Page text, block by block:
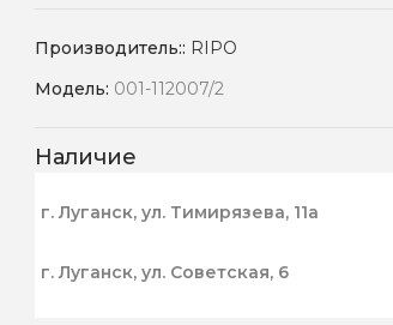
Производитель:: RIPO
Модель: 001-112007/2
Наличие
г. Луганск, ул. Тимирязева, 11а
г. Луганск, ул. Советская, 6